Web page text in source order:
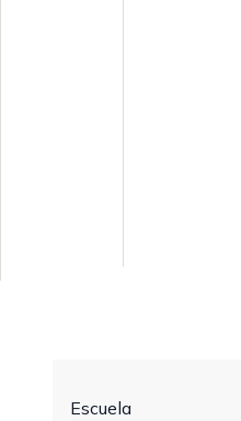
Escuela